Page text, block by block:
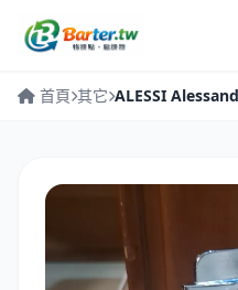
首頁 其它